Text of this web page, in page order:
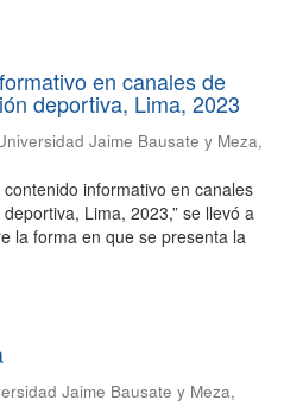
en canales de
deportiva, Lima, 2023
Jaime Bausate y Meza,
informativo en canales
Lima, 2023,” se llevó a
la forma en que se presenta la
Jaime Bausate y Meza,